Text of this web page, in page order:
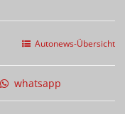
Autonews-Übersicht
whatsapp